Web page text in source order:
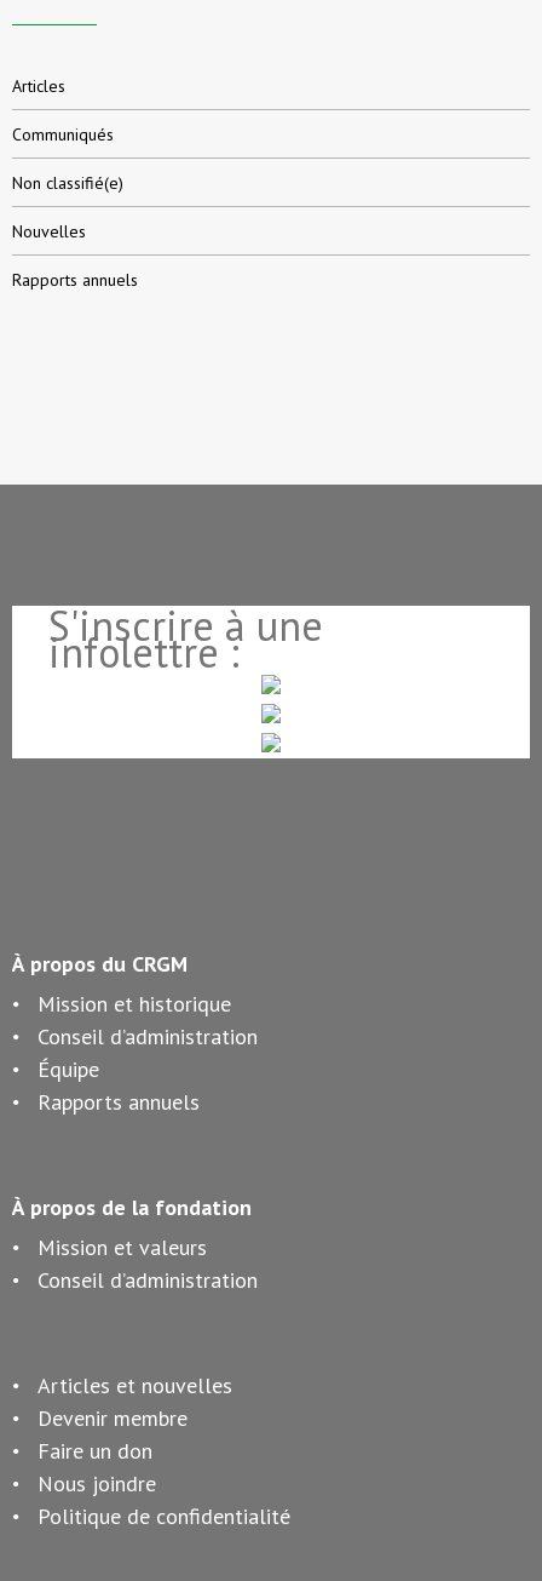
Articles
Communiqués
Non classifié(e)
Nouvelles
Rapports annuels
S'inscrire à une
infolettre :
À propos du CRGM
Mission et historique
Conseil d’administration
Équipe
Rapports annuels
À propos de la fondation
Mission et valeurs
Conseil d’administration
Articles et nouvelles
Devenir membre
Faire un don
Nous joindre
Politique de confidentialité